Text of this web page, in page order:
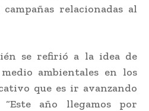
relacionadas al
se refirió a la idea de
ambientales en los
que es ir avanzando
año llegamos por